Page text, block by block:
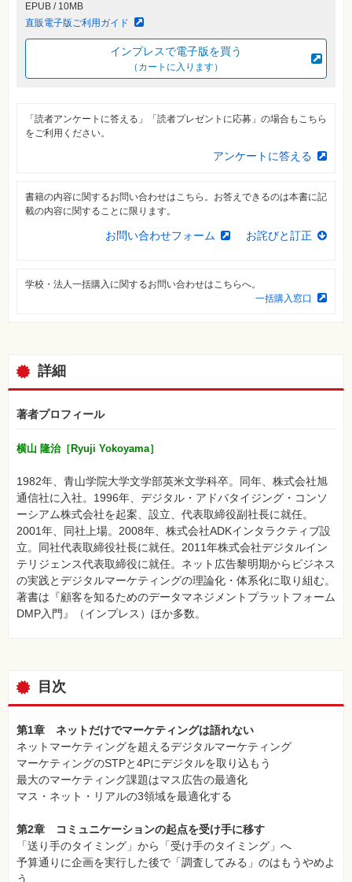
Club
Impress
ロ
グ
覧
EPUB / 10MB
直販電子版ご利用ガイド
インプレスで電子版を買う
（カートに入ります）
「読者アンケートに答える」「読者プレゼントに応募」の場合もこちら
をご利用ください。
アンケートに答える
書籍の内容に関するお問い合わせはこちら。お答えできるのは本書に記
載の内容に関することに限ります。
お問い合わせフォーム お詫びと訂正
学校・法人一括購入に関するお問い合わせはこちらへ。
一括購入窓口
詳細
著者プロフィール
横山 隆治［Ryuji Yokoyama］
1982年、青山学院大学文学部英米文学科卒。同年、株式会社旭
通信社に入社。1996年、デジタル・アドバタイジング・コンソ
ーシアム株式会社を起案、設立、代表取締役副社長に就任。
2001年、同社上場。2008年、株式会社ADKインタラクティブ設
立。同社代表取締役社長に就任。2011年株式会社デジタルイン
テリジェンス代表取締役に就任。ネット広告黎明期からビジネス
の実践とデジタルマーケティングの理論化・体系化に取り組む。
著書は『顧客を知るためのデータマネジメントプラットフォーム
DMP入門』（インプレス）ほか多数。
目次
第1章 ネットだけでマーケティングは語れない
ネットマーケティングを超えるデジタルマーケティング
マーケティングのSTPと4Pにデジタルを取り込もう
最大のマーケティング課題はマス広告の最適化
マス・ネット・リアルの3領域を最適化する
第2章 コミュニケーションの起点を受け手に移す
「送り手のタイミング」から「受け手のタイミング」へ
予算通りに企画を実行した後で「調査してみる」のはもうやめよ
う